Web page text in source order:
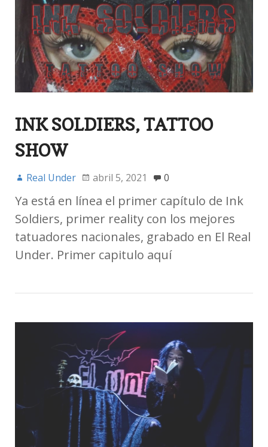
INK SOLDIERS, TATTOO
SHOW
Real Under abril 5, 2021 0
Ya está en línea el primer capítulo de Ink
Soldiers, primer reality con los mejores
tatuadores nacionales, grabado en El Real
Under. Primer capitulo aquí